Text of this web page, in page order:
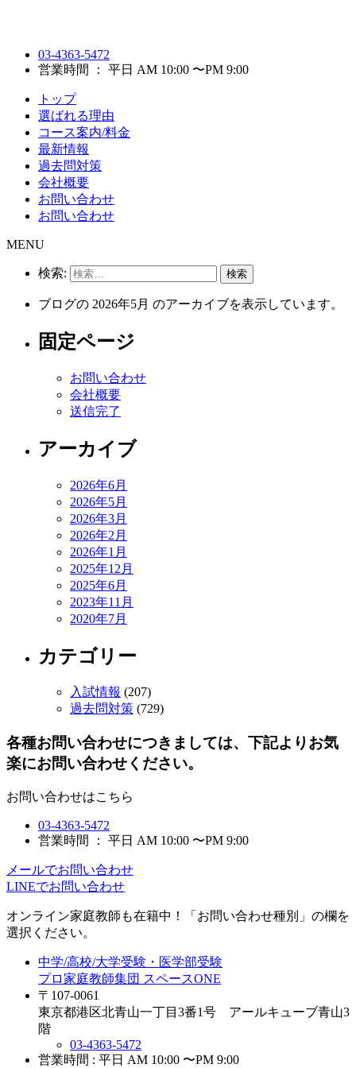
03-4363-5472
営業時間 ： 平日 AM 10:00 〜PM 9:00
トップ
選ばれる理由
コース案内/料金
最新情報
過去問対策
会社概要
お問い合わせ
お問い合わせ
MENU
検索:
ブログの 2026年5月 のアーカイブを表示しています。
固定ページ
お問い合わせ
会社概要
送信完了
アーカイブ
2026年6月
2026年5月
2026年3月
2026年2月
2026年1月
2025年12月
2025年6月
2023年11月
2020年7月
カテゴリー
入試情報 (207)
過去問対策 (729)
各種お問い合わせにつきましては、下記よりお気
楽にお問い合わせください。
お問い合わせはこちら
03-4363-5472
営業時間 ： 平日 AM 10:00 〜PM 9:00
メールでお問い合わせ
LINEでお問い合わせ
オンライン家庭教師 も在籍中！「お問い合わせ種別」の欄を
選択ください。
中学/高校/大学受験・医学部受験
プロ家庭教師集団 スペースONE
〒107-0061
東京都港区北青山一丁目3番1号 アールキューブ青山3
階
03-4363-5472
営業時間 : 平日 AM 10:00 〜PM 9:00